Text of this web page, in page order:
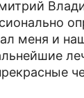
меня и